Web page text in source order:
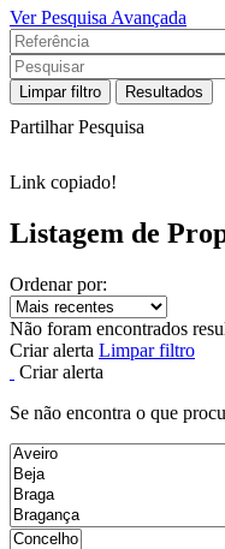
Ver Pesquisa Avançada
Limpar filtro Resultados
Partilhar Pesquisa
Link copiado!
Listagem de
Ordenar por:
Não foram encontrados
Criar alerta Limpar filtro
Criar alerta
Se não encontra o que